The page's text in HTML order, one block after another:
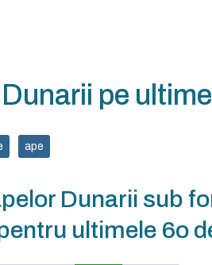
pe
ape
Dunarii sub
ultimele 6o